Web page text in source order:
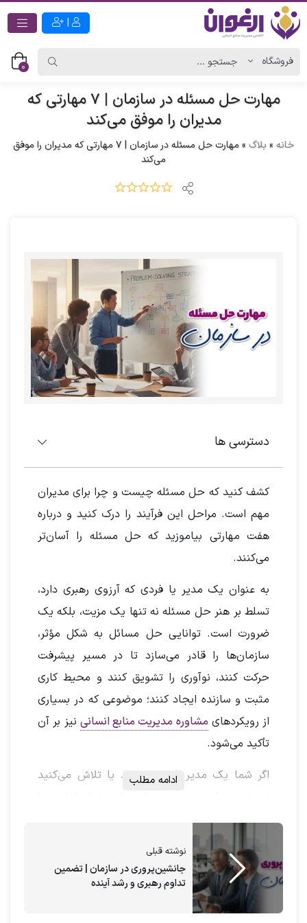
|
0
مهارت حل مسئله در سازمان | ۷ مهارتی که
مدیران را موفق می‌کند
خانه »بلاگ »
مهارت حل مسئله در سازمان | ۷ مهارتی که مدیران را موفق
می‌کند
دسترسی ها
کشف کنید که حل مسئله چیست و چرا برای مدیران
مهم است. مراحل این فرآیند را درک کنید و درباره
هفت مهارتی بیاموزید که حل مسئله را آسان‌تر
می‌کنند.
به عنوان یک مدیر یا فردی که آرزوی رهبری دارد،
تسلط بر هنر حل مسئله نه تنها یک مزیت، بلکه یک
ضرورت است. توانایی حل مسائل به شکل مؤثر،
سازمان‌ها را قادر می‌سازد تا در مسیر پیشرفت
حرکت کنند، نوآوری را تشویق کنند و محیط کاری
مثبت و سازنده ایجاد کنند؛ موضوعی که در بسیاری
از رویکردهایمشاوره مدیریت منابع انسانی نیز بر آن
تأکید می‌شود.
اگر شما یک مدیر فعلی هستید یا تلاش می‌کنید
کشف کنید مهارت‌های حل مسئله چیست و چرا
هدف بررسی عمیق‌تر مفهوم حل مسئله، اهمیت آن
و مهارت‌های کلیدی مرتبط با آن تدوین شده است.
ادامه مطلب
نوشته قبلی
جانشین‌پروری در سازمان | تضمین
تداوم رهبری و رشد آینده